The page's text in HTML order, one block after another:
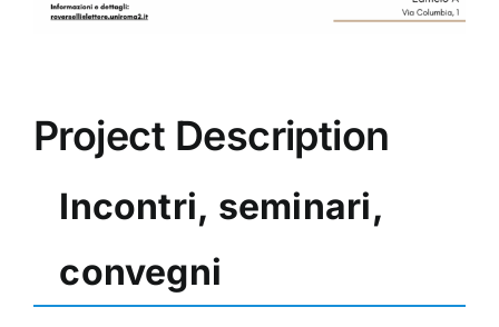
Project Description
Incontri, seminari,
convegni